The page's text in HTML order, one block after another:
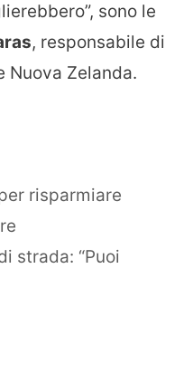
sono le
, responsabile di
Nuova Zelanda.
risparmiare
strada: “Puoi